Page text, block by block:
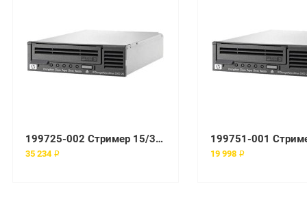
199725-002 Стример 15/30-GB Ext SCSI DLT
35 234 ₽ 19 998 ₽